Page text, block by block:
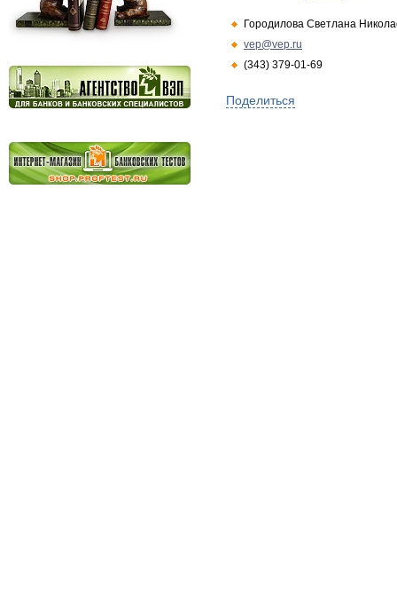
Городилова Светлана
vep@vep.ru
(343) 379-01-69
Поделиться